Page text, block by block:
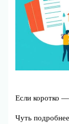
Если коротко
Чуть